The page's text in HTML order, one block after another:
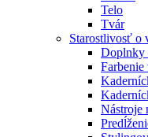
Telo
Tvár
Starostlivosť o
Doplnky
Farbenie
Nástroje